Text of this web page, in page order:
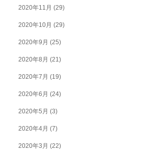
2020年11月 (29)
2020年10月 (29)
2020年9月 (25)
2020年8月 (21)
2020年7月 (19)
2020年6月 (24)
2020年5月 (3)
2020年4月 (7)
2020年3月 (22)